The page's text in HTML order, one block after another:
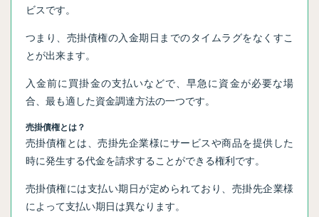
ビスです。
つまり、売掛債権の入金期日までのタイムラグをなくすこ
とが出来ます。
入金前に買掛金の支払いなどで、早急に資金が必要な場
合、最も適した資金調達方法の一つです。
売掛債権とは？
売掛債権とは、売掛先企業様にサービスや商品を提供した
時に発生する代金を請求することができる権利です。
売掛債権には支払い期日が定められており、売掛先企業様
によって支払い期日は異なります。